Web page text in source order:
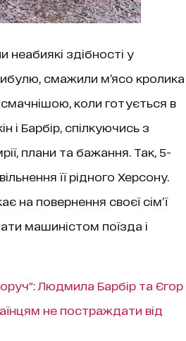
неабиякі здібності у
смажили м’ясо кролика
коли готується в
і Барбір, спілкуючись з
плани та бажання. Так, 5-
її рідного Херсону.
на повернення своєї сім’ї
машиністом поїзда і
Людмила Барбір та Єгор
не постраждати від